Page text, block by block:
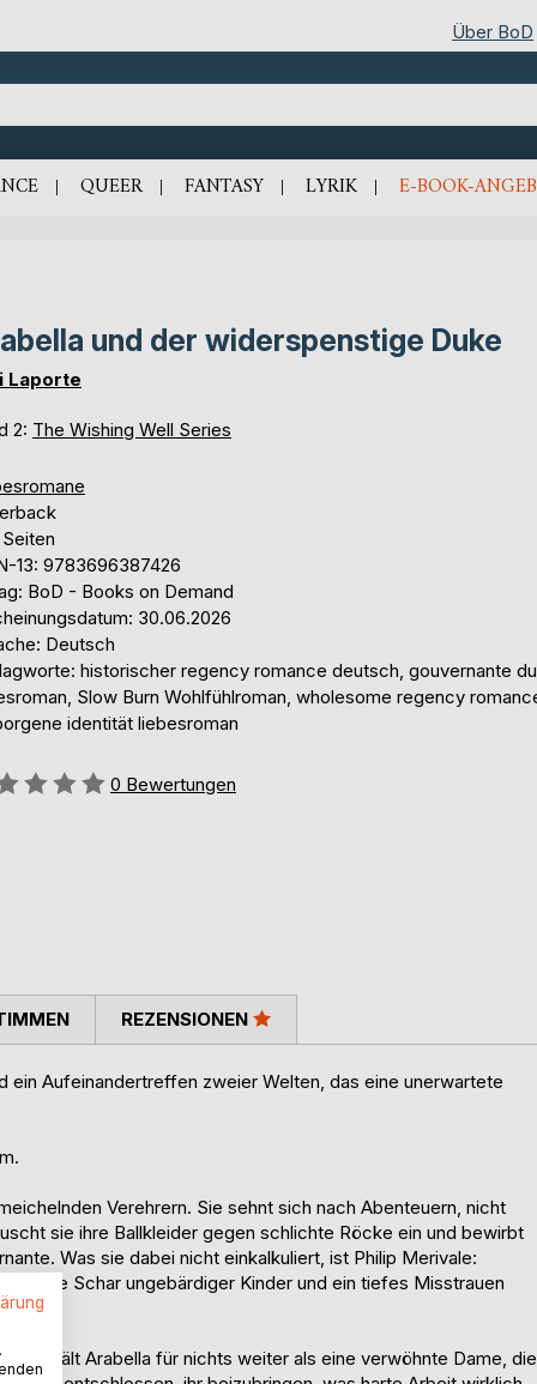
Über BoD
QUEER FANTASY LYRIK E-BOOK-
und der widerspenstige Duke
Laporte
2: The Wishing Well Series
13: 9783696387426
BoD - Books on Demand
30.06.2026
Deutsch
historischer regency romance deutsch, gouvernante
Slow Burn Wohlfühlroman, wholesome regency
identität liebesroman
0 Bewertungen
ein Aufeinandertreffen zweier Welten, das eine unerwartete
Verehrern. Sie sehnt sich nach Abenteuern, nicht
sie ihre Ballkleider gegen schlichte Röcke ein und bewirbt
Was sie dabei nicht einkalkuliert, ist Philip Merivale:
eine Schar ungebärdiger Kinder und ein tiefes Misstrauen
hält Arabella für nichts weiter als eine verwöhnte Dame, die
REZENSIONEN